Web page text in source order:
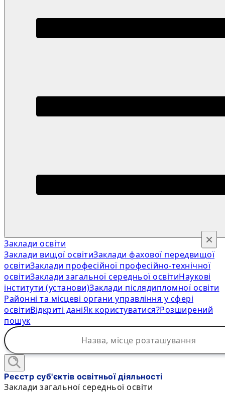
Заклади освіти
Заклади вищої освітиЗаклади фахової передвищої
освітиЗаклади професійної професійно-технічної
освітиЗаклади загальної середньої освітиНаукові
інститути (установи)Заклади післядипломної освіти
Районні та місцеві органи управління у сфері
освітиВідкриті даніЯк користуватися?Розширений
пошук
×
Реєстр суб'єктів освітньої діяльності
Заклади загальної середньої освіти